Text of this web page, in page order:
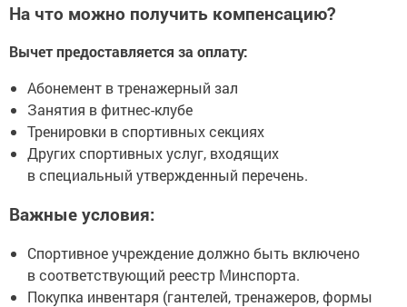
На что можно получить компенсацию?
Вычет предоставляется за оплату:
Абонемент в тренажерный зал
Занятия в фитнес-клубе
Тренировки в спортивных секциях
Других спортивных услуг, входящих
в специальный утвержденный перечень.
Важные условия:
Спортивное учреждение должно быть включено
в соответствующий реестр Минспорта.
Покупка инвентаря (гантелей, тренажеров, формы